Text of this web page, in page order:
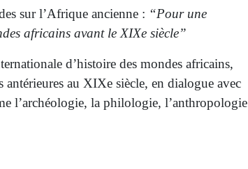
sur l’Afrique ancienne : “Pour une
africains avant le XIXe siècle”
d’histoire des mondes africains,
au XIXe siècle, en dialogue avec
l’archéologie, la philologie, l’anthropologie